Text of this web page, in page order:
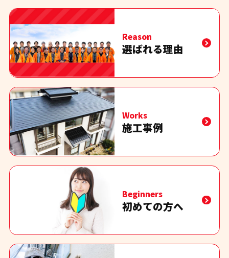
Reason
選ばれる理由
Works
施工事例
Beginners
初めての方へ